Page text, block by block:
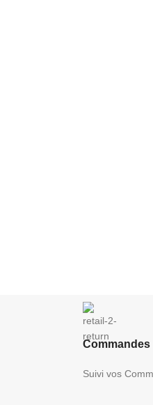
Commandes
Suivi vos